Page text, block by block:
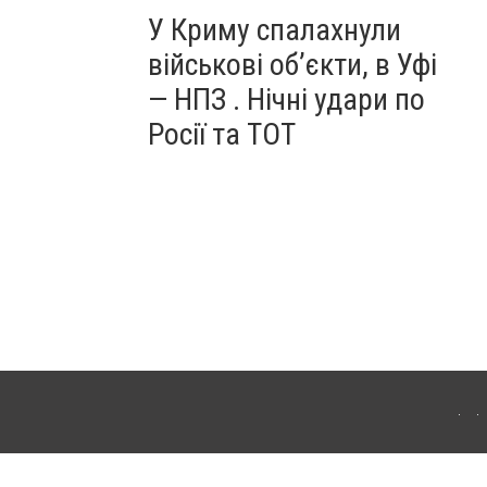
У Криму спалахнули
військові об’єкти, в Уфі
— НПЗ . Нічні удари по
Росії та ТОТ